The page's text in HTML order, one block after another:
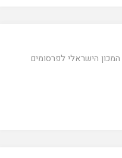
המכון הישראלי לפרסומים